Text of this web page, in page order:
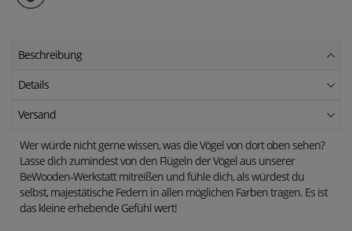
Beschreibung
Details
Versand
Wer würde nicht gerne wissen, was die Vögel von dort oben sehen?
Lasse dich zumindest von den Flügeln der Vögel aus unserer
BeWooden-Werkstatt mitreißen und fühle dich, als würdest du
selbst, majestätische Federn in allen möglichen Farben tragen. Es ist
das kleine erhebende Gefühl wert!